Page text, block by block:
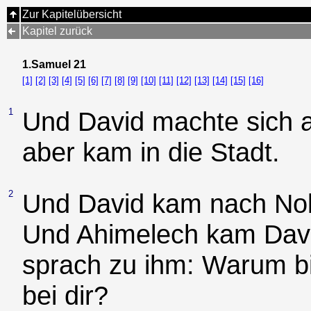
Zur Kapitelübersicht
Kapitel zurück
1.Samuel 21
[1] [2] [3] [4] [5] [6] [7] [8] [9] [10] [11] [12] [13] [14] [15] [16]
1
Und David machte sich
aber kam in die Stadt.
2
Und David kam nach
Und Ahimelech kam
sprach zu ihm: Warum
bei dir?